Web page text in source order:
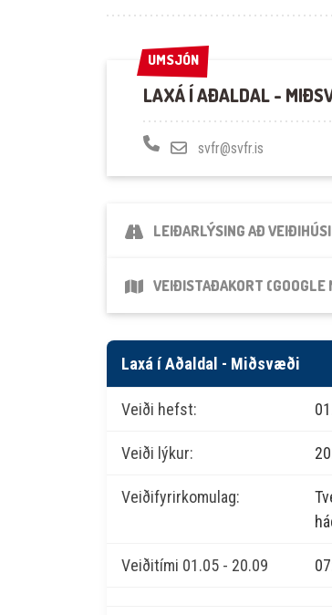
UMSJÓN
UMSJÓN
LAXÁ Í AÐALDAL -
svfr@svfr.is
LEIÐARLÝSING AÐ VEIÐIHÚSI
VEIÐISTAÐAKORT (GOOGLE
Laxá í Aðaldal - Miðsvæði
Veiði hefst:
Veiði lýkur:
Veiðifyrirkomulag:
Veiðitími 01.05 - 20.09